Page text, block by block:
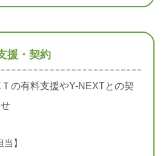
援・契約
の有料支援やY-NEXTとの契
】